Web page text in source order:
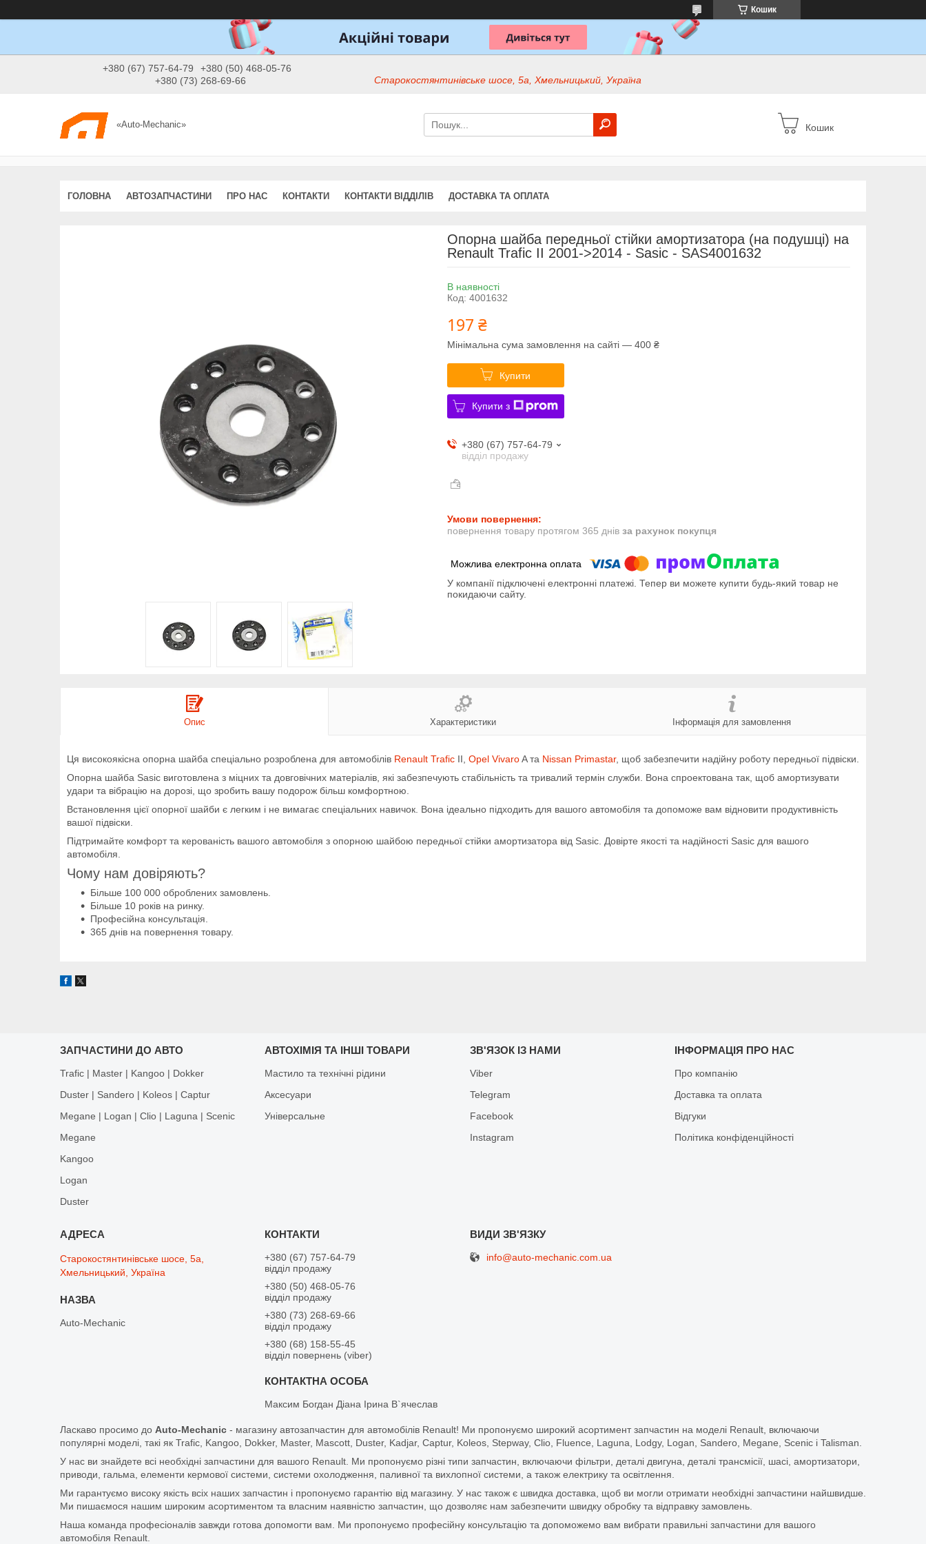
Кошик
+380 (67) 757-64-79
+380 (50) 468-05-76
+380 (73) 268-69-66
Старокостянтинівське шосе, 5а, Хмельницький, Україна
«Auto-Mechanic» Кошик
ГОЛОВНА АВТОЗАПЧАСТИНИ ПРО НАС КОНТАКТИ КОНТАКТИ ВІДДІЛІВ ДОСТАВКА ТА ОПЛАТА
Опорна шайба передньої стійки амортизатора (на подушці) на
Renault Trafic II 2001->2014 - Sasic - SAS4001632
В наявності
Код: 4001632
197 ₴
Мінімальна сума замовлення на сайті — 400 ₴
Купити
Купити з
+380 (67) 757-64-79
відділ продажу
повернення товару протягом 365 днів за рахунок покупця
У компанії підключені електронні платежі. Тепер ви можете купити будь-який товар не
покидаючи сайту.
Опис Характеристики Інформація для замовлення
Ця високоякісна опорна шайба спеціально розроблена для автомобілів Renault Trafic II, Opel VivaroA та Nissan Primastar, щоб забезпечити надійну роботу передньої підвіски.
Опорна шайба Sasic виготовлена з міцних та довговічних матеріалів, які забезпечують стабільність та тривалий термін служби. Вона спроектована так, щоб амортизувати
удари та вібрацію на дорозі, що зробить вашу подорож більш комфортною.
Встановлення цієї опорної шайби є легким і не вимагає спеціальних навичок. Вона ідеально підходить для вашого автомобіля та допоможе вам відновити продуктивність
вашої підвіски.
Підтримайте комфорт та керованість вашого автомобіля з опорною шайбою передньої стійки амортизатора від Sasic. Довірте якості та надійності Sasic для вашого
автомобіля.
Чому нам довіряють?
Більше 100 000 оброблених замовлень.
Більше 10 років на ринку.
Професійна консультація.
365 днів на повернення товару.
ЗАПЧАСТИНИ ДО АВТО
Trafic | Master | Kangoo | Dokker
Duster | Sandero | Koleos | Captur
Megane | Logan | Clio | Laguna | Scenic
Megane
Kangoo
Logan
Duster
АВТОХІМІЯ ТА ІНШІ ТОВАРИ
Мастило та технічні рідини
Аксесуари
Універсальне
ЗВ'ЯЗОК ІЗ НАМИ
Viber
Telegram
Facebook
Іnstagram
ІНФОРМАЦІЯ ПРО НАС
Про компанію
Доставка та оплата
Відгуки
Політика конфіденційності
Старокостянтинівське шосе, 5а,
Хмельницький, Україна
Auto-Mechanic
+380 (67) 757-64-79
відділ продажу
+380 (50) 468-05-76
відділ продажу
+380 (73) 268-69-66
відділ продажу
+380 (68) 158-55-45
відділ повернень (viber)
Максим Богдан Діана Ірина В`ячеслав
info@auto-mechanic.com.ua
Ласкаво просимо до Auto-Mechanic - магазину автозапчастин для автомобілів Renault! Ми пропонуємо широкий асортимент запчастин на моделі Renault, включаючи
популярні моделі, такі як Trafic, Kangoo, Dokker, Master, Mascott, Duster, Kadjar, Captur, Koleos, Stepway, Clio, Fluence, Laguna, Lodgy, Logan, Sandero, Megane, Scenic і Talisman.
У нас ви знайдете всі необхідні запчастини для вашого Renault. Ми пропонуємо різні типи запчастин, включаючи фільтри, деталі двигуна, деталі трансмісії, шасі, амортизатори,
приводи, гальма, елементи кермової системи, системи охолодження, паливної та вихлопної системи, а також електрику та освітлення.
Ми гарантуємо високу якість всіх наших запчастин і пропонуємо гарантію від магазину. У нас також є швидка доставка, щоб ви могли отримати необхідні запчастини найшвидше.
Ми пишаємося нашим широким асортиментом та власним наявністю запчастин, що дозволяє нам забезпечити швидку обробку та відправку замовлень.
Наша команда професіоналів завжди готова допомогти вам. Ми пропонуємо професійну консультацію та допоможемо вам вибрати правильні запчастини для вашого
автомобіля Renault.